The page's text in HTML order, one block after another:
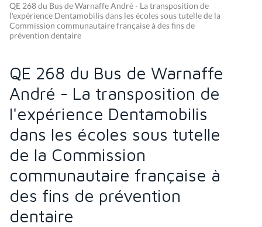
QE 268 du Bus de Warnaffe André - La transposition de
l'expérience Dentamobilis dans les écoles sous tutelle de la
Commission communautaire française à des fins de
prévention dentaire
QE 268 du Bus de Warnaffe
André - La transposition de
l'expérience Dentamobilis
dans les écoles sous tutelle
de la Commission
communautaire française à
des fins de prévention
dentaire